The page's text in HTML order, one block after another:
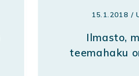
15.1.2018 /
Ilmasto,
teemahaku